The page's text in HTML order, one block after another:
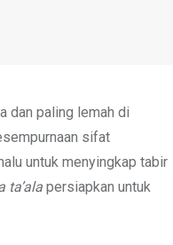
dan paling lemah di
sifat
untuk menyingkap tabir
ta’ala persiapkan untuk